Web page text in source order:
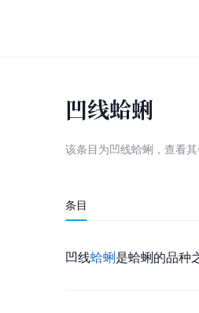
凹线蛤蜊
该条目为凹线蛤蜊 ， 查看
条目
凹线蛤蜊是蛤蜊的品种